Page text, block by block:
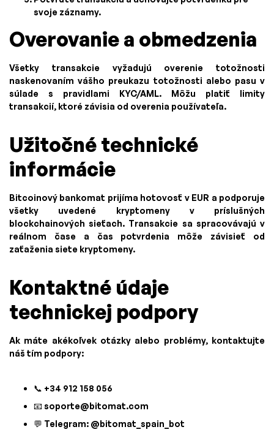
svoje záznamy.
Overovanie a obmedzenia
Všetky transakcie vyžadujú overenie totožnosti
naskenovaním vášho preukazu totožnosti alebo pasu v
súlade s pravidlami KYC/AML. Môžu platiť limity
transakcií, ktoré závisia od overenia používateľa.
Užitočné technické
informácie
Bitcoinový bankomat prijíma hotovosť v EUR a podporuje
všetky uvedené kryptomeny v príslušných
blockchainových sieťach. Transakcie sa spracovávajú v
reálnom čase a čas potvrdenia môže závisieť od
zaťaženia siete kryptomeny.
Kontaktné údaje
technickej podpory
Ak máte akékoľvek otázky alebo problémy, kontaktujte
náš tím podpory:
📞 +34 912 158 056
📧soporte@bitomat.com
💬 Telegram: @bitomat_spain_bot